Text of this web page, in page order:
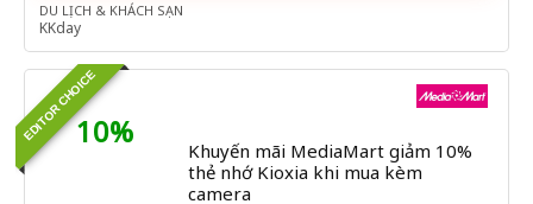
DU LỊCH & KHÁCH SẠN
KKday
EDITOR CHOICE10%
Khuyến mãi MediaMart giảm 10%
thẻ nhớ Kioxia khi mua kèm
camera